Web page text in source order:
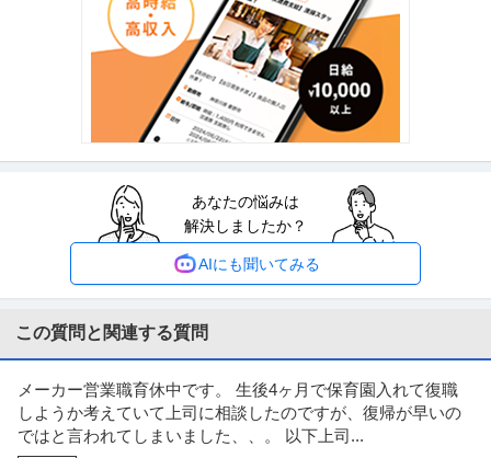
法人営業 ／ 「海外営業／立ち上げメンバー」日本の一次産業で世
界に挑戦するコアメンバーを募集！裁量抜群の海外営業リーダー
一番農業株式会社
ストックオプション ベンチャー企業 職場内禁煙
年収800万円〜1,000万円
【職種】営業＞法人営業 【業種】メーカー＞食品・飲料 ※会員属性などに応
じ、当該求人をビズリーチ上 …続きを見る
法人営業 ／ 「保険ブローカー／保険営業サポート・営業事務」リ
モートワーク可／セカンドキャリア歓迎／再雇用制度有
リモートワーク
年収400万円〜500万円
該求人をビズリーチ上で閲覧…続きを見る
法人営業 ／ アクティブ原料営業
株式会社マツモト交商
正社員 土日休み スキルアップ
あなたの悩みは
解決しましたか？
AIにも聞いてみる
この質問と関連する質問
メーカー営業職育休中です。 生後4ヶ月で保育園入れて復職
しようか考えていて上司に相談したのですが、復帰が早いの
ではと言われてしまいました、、。 以下上司...